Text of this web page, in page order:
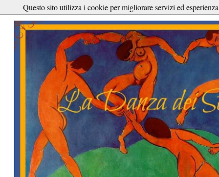
Questo sito utilizza i cookie per migliorare servizi ed